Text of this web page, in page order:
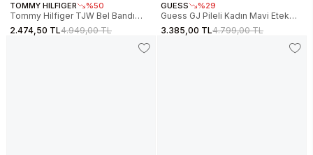
TOMMY HILFIGER %50
Tommy Hilfiger TJW Bel Bandı
Detaylı Poplin Kadın Siyah Etek
DW0DW22299BDS
2.474,50 TL4.949,00 TL
GUESS %29
Guess GJ Pileli Kadın Mavi Etek
W6RD38D6552-GVMD
3.385,00 TL4.799,00 TL